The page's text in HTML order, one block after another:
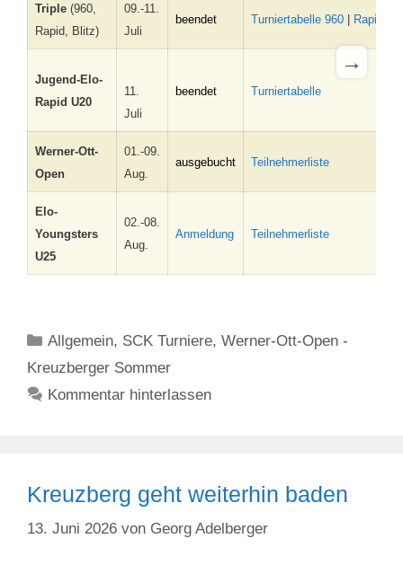
Triple (960,
Rapid, Blitz)
09.-11.
Juli
beendet Turniertabelle 960 Rapid
Jugend-Elo-
Rapid U20
11.
Juli
beendet Turniertabelle
Werner-Ott-
Open
01.-09.
Aug.
ausgebucht Teilnehmerliste
Elo-
Youngsters
U25
02.-08.
Aug.
Anmeldung Teilnehmerliste
→
Kategorien
Allgemein, SCK Turniere,Werner-Ott-Open -
Kreuzberger Sommer
Kommentar hinterlassen
Kreuzberg geht weiterhin baden
13. Juni 2026 von Georg Adelberger